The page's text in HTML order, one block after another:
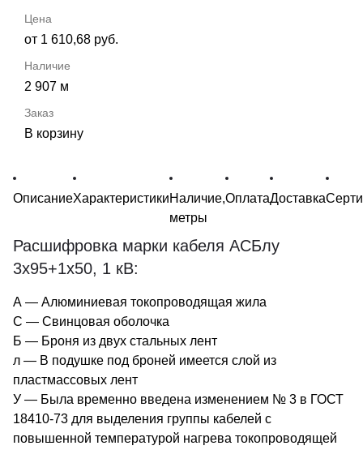
от 1 610,68 руб.
2 907 м
В корзину
ОписаниеХарактеристикиНаличие,
метры
ОплатаДоставка
Расшифровка марки кабеля АСБлу
3х95+1х50, 1 кВ:
А — Алюминиевая токопроводящая жила
С — Свинцовая оболочка
Б — Броня из двух стальных лент
л — В подушке под броней имеется слой из
пластмассовых лент
У — Была временно введена изменением № 3 в ГОСТ
18410-73 для выделения группы кабелей с
повышенной температурой нагрева токопроводящей